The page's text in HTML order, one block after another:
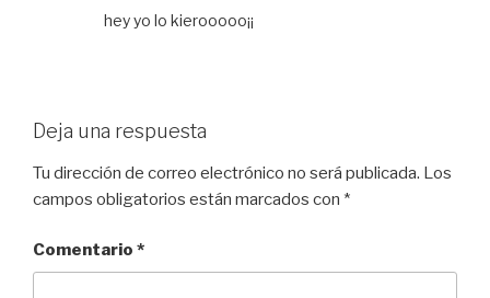
hey yo lo kierooooo¡¡
Deja una respuesta
Tu dirección de correo electrónico no será publicada. Los
campos obligatorios están marcados con *
Comentario *